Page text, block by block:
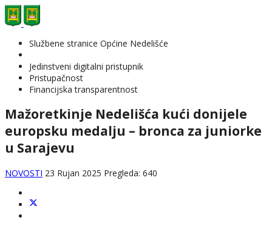
Službene stranice Općine Nedelišće
Jedinstveni digitalni pristupnik
Pristupačnost
Financijska transparentnost
Mažoretkinje Nedelišća kući donijele
europsku medalju – bronca za juniorke
u Sarajevu
NOVOSTI 23 Rujan 2025 Pregleda: 640